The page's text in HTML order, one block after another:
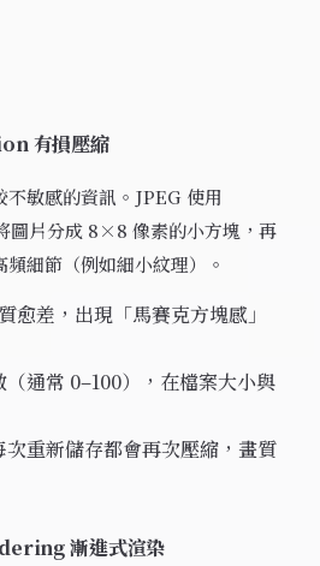
有損壓縮
敏感的資訊。JPEG 使用
圖片分成 8×8 像素的小方塊，再
細節（例如細小紋理）。
差，出現「馬賽克方塊感」
通常 0–100），在檔案大小與
重新儲存都會再次壓縮，畫質
漸進式渲染